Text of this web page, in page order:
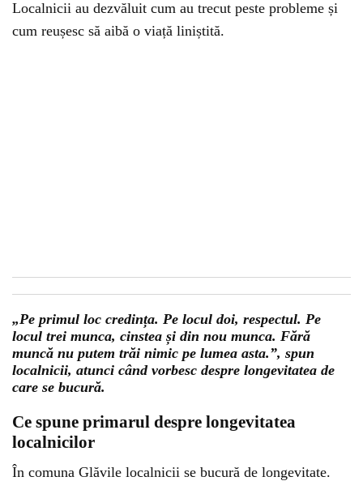
Localnicii au dezvăluit cum au trecut peste probleme și
cum reușesc să aibă o viață liniștită.
„Pe primul loc credința. Pe locul doi, respectul. Pe
locul trei munca, cinstea și din nou munca. Fără
muncă nu putem trăi nimic pe lumea asta.”, spun
localnicii, atunci când vorbesc despre longevitatea de
care se bucură.
Ce spune primarul despre longevitatea
localnicilor
În comuna Glăvile localnicii se bucură de longevitate.